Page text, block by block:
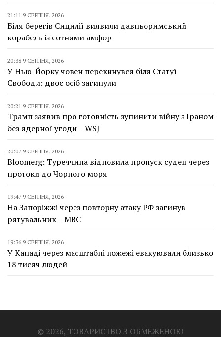
21:11 9 СЕРПНЯ, 2026
Біля берегів Сицилії виявили давньоримський
корабель із сотнями амфор
20:38 9 СЕРПНЯ, 2026
У Нью-Йорку човен перекинувся біля Статуї
Свободи: двоє осіб загинули
20:21 9 СЕРПНЯ, 2026
Трамп заявив про готовність зупинити війну з Іраном
без ядерної угоди – WSJ
20:07 9 СЕРПНЯ, 2026
Bloomerg: Туреччина відновила пропуск суден через
протоки до Чорного моря
19:47 9 СЕРПНЯ, 2026
На Запоріжжі через повторну атаку РФ загинув
рятувальник – МВС
19:36 9 СЕРПНЯ, 2026
У Канаді через масштабні пожежі евакуювали близько
18 тисяч людей
© 2026, ТОВАРИСТВО З ОБМЕЖЕНОЮ